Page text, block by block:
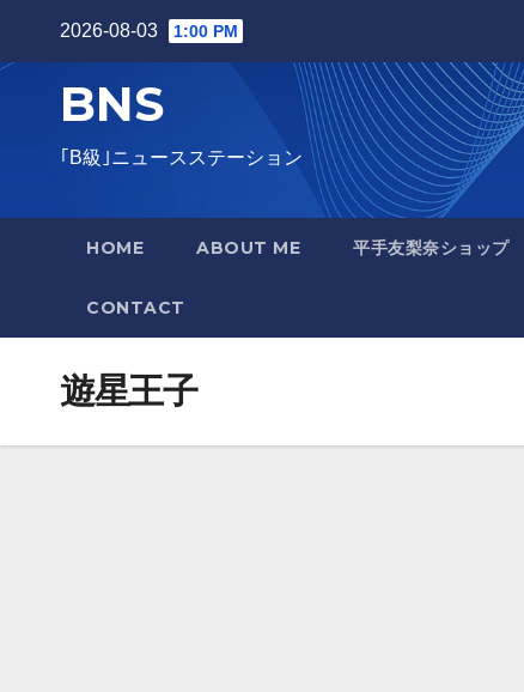
2026-08-03 1:00 PM
BNS
｢B級｣ニュースステーション
HOME ABOUT ME 平手友梨奈ショップ
CONTACT
遊星王子